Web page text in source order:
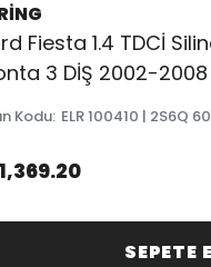
Fiesta 1.4 TDCİ
3 DİŞ 2002-2008
Kodu: ELR 100410 | 2S6Q
SEPETE